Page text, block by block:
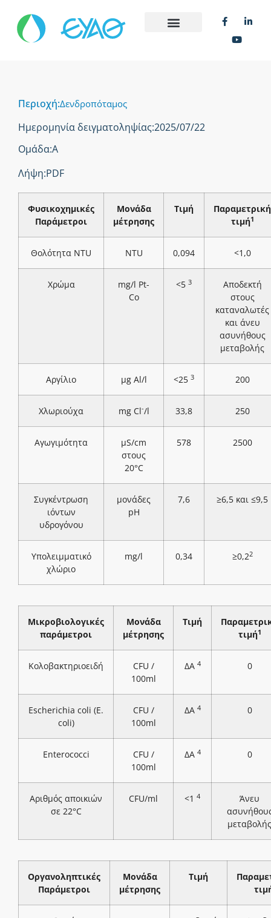
Περιοχή:Δενδροπόταμος
Ημερομηνία δειγματοληψίας:2025/07/22
Ομάδα:Α
Λήψη:PDF
Φυσικοχημικές
Παράμετροι
Μονάδα
μέτρησης
Τιμή
Παραμετρική
τιμή1
Θολότητα NTU NTU 0,094 <1,0
Χρώμα
mg/l Pt-
Co
<5 3
Αποδεκτή
στους
καταναλωτές
και άνευ
ασυνήθους
μεταβολής
Αργίλιο μg Al/l <25 3 200
Χλωριούχα mg Cl-/l 33,8 250
Αγωγιμότητα
μS/cm
στους
20°C
578 2500
Συγκέντρωση
ιόντων
υδρογόνου
μονάδες
pH
7,6 ≥6,5 και ≤9,5
Υπολειμματικό
χλώριο
mg/l 0,34 ≥0,22
Μικροβιολογικές
παράμετροι
Μονάδα
μέτρησης
Τιμή
τιμή1
Κολοβακτηριοειδή
CFU /
100ml
ΔΑ 4 0
Escherichia coli (E.
coli)
CFU /
100ml
ΔΑ 4 0
Enterococci
CFU /
100ml
ΔΑ 4 0
Αριθμός αποικιών
σε 22°C
CFU/ml <1 4
Άνευ
μεταβολής
Οργανοληπτικές
Παράμετροι
Μονάδα
μέτρησης
Τιμή